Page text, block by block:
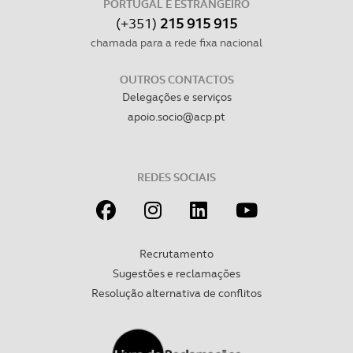
consentimento e quando tal se afigure estritamente
necessário no contexto dos serviços a prestar.
tecnologias similares pode ter impacto na sua
experiência de navegação no Website e nos serviços
PORTUGAL E ESTRANGEIRO
(+351) 215 915 915
chamada para a rede fixa nacional
OUTROS CONTACTOS
Delegações e serviços
apoio.socio@acp.pt
REDES SOCIAIS
Recrutamento
Sugestões e reclamações
Resolução alternativa de conflitos